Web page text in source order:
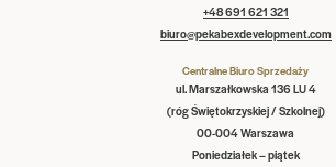
+48 691 621 321
biuro@pekabexdevelopment.com
Centralne Biuro Sprzedaży
ul. Marszałkowska 136 LU 4
(róg Świętokrzyskiej / Szkolnej)
00-004 Warszawa
Poniedziałek – piątek